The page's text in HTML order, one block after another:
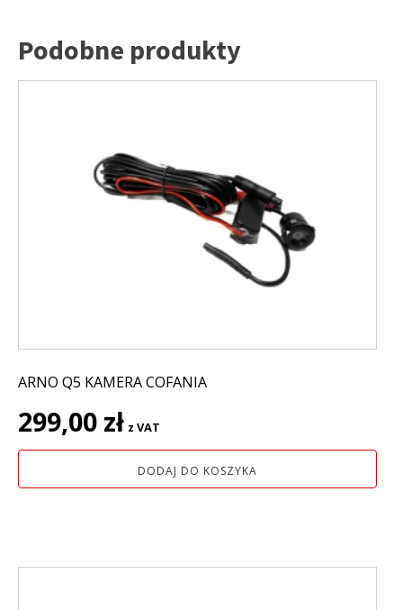
Podobne produkty
ARNO Q5 KAMERA COFANIA
299,00 zł z VAT
DODAJ DO KOSZYKA